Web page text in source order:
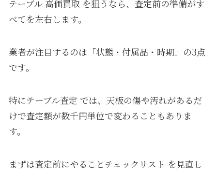
テーブル 高価買取 を狙うなら、査定前の準備がす
べてを左右します。
業者が注目するのは「状態・付属品・時期」の3点
です。
特にテーブル査定 では、天板の傷や汚れがあるだ
けで査定額が数千円単位で変わることもありま
す。
まずは査定前にやることチェックリスト を見直し